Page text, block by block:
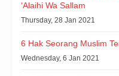
‘Alaihi Wa Sallam
Thursday, 28 Jan 2021
6 Hak Seorang Muslim
Wednesday, 6 Jan 2021